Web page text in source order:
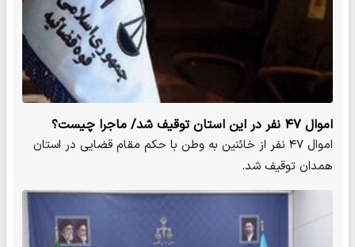
اموال ۴۷ نفر در این استان توقیف شد/ ماجرا چیست؟
اموال ۴۷ نفر از خائنین به وطن با حکم مقام قضایی در استان
همدان توقیف شد.